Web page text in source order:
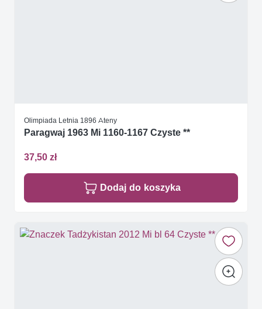
Olimpiada Letnia 1896 Ateny
Paragwaj 1963 Mi 1160-1167 Czyste **
37,50 zł
Dodaj do koszyka